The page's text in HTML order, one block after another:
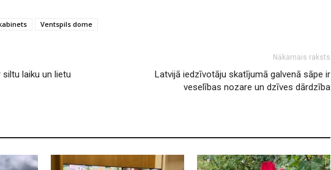
Ventspils dome
laiku un lietu
Nākamais raksts
Latvijā iedzīvotāju skatījumā galvenā sāpe ir
veselības nozare un dzīves dārdzība